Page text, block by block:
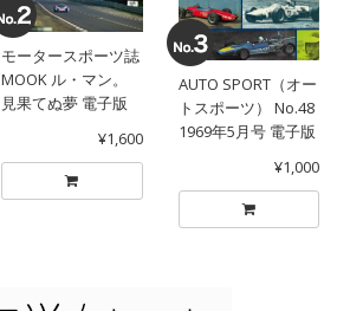
モータースポーツ誌
MOOK ル・マン。
見果てぬ夢 電子版
¥1,600
AUTO SPORT（オー
トスポーツ） No.48
1969年5月号 電子版
¥1,000